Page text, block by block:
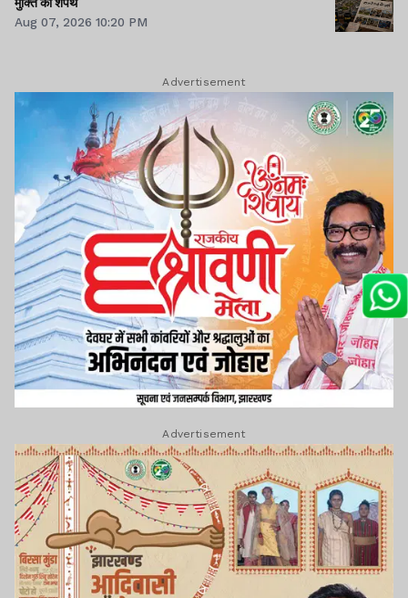
Aug 07, 2026 10:20 PM
Advertisement
Advertisement